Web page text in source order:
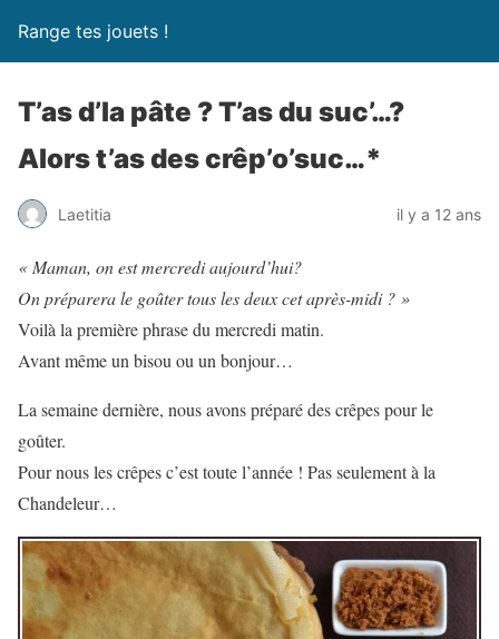
Range tes jouets !
T’as d’la pâte ? T’as du suc’…?
Alors t’as des crêp’o’suc…*
Laetitia il y a 12 ans
« Maman, on est mercredi aujourd’hui?
On préparera le goûter tous les deux cet après-midi ? »
Voilà la première phrase du mercredi matin.
Avant même un bisou ou un bonjour…
La semaine dernière, nous avons préparé des crêpes pour le
goûter.
Pour nous les crêpes c’est toute l’année ! Pas seulement à la
Chandeleur…